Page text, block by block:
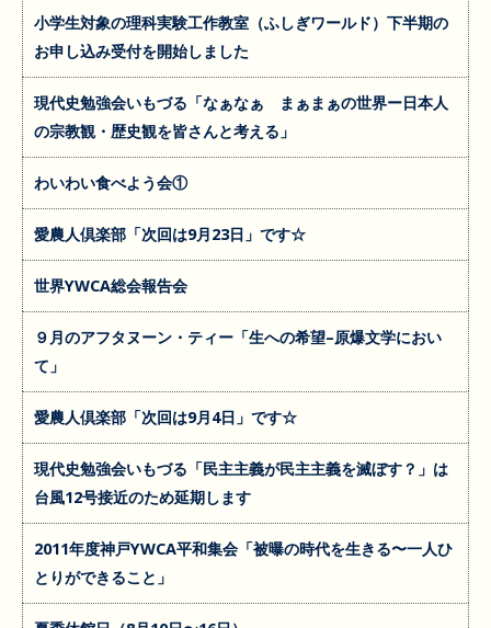
小学生対象の理科実験工作教室（ふしぎワールド）下半期の
お申し込み受付を開始しました
現代史勉強会いもづる「なぁなぁ まぁまぁの世界ー日本人
の宗教観・歴史観を皆さんと考える」
わいわい食べよう会①
愛農人倶楽部「次回は9月23日」です☆
世界YWCA総会報告会
９月のアフタヌーン・ティー「生への希望–原爆文学におい
て」
愛農人倶楽部「次回は9月4日」です☆
現代史勉強会いもづる「民主主義が民主主義を滅ぼす？」は
台風12号接近のため延期します
2011年度神戸YWCA平和集会「被曝の時代を生きる〜一人ひ
とりができること」